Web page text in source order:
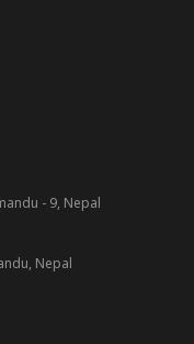
- 9, Nepal
Nepal